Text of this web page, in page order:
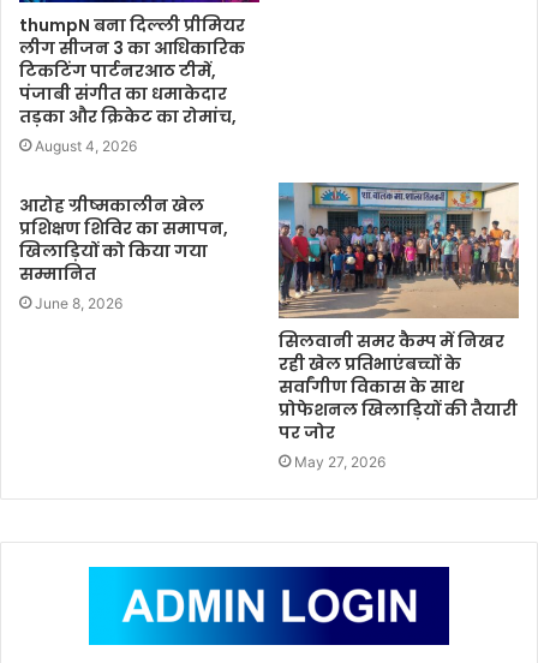
thumpN बना दिल्ली प्रीमियर
लीग सीजन 3 का आधिकारिक
टिकटिंग पार्टनरआठ टीमें,
पंजाबी संगीत का धमाकेदार
तड़का और क्रिकेट का रोमांच,
August 4, 2026
आरोह ग्रीष्मकालीन खेल
प्रशिक्षण शिविर का समापन,
खिलाड़ियों को किया गया
सम्मानित
June 8, 2026
सिलवानी समर कैम्प में निखर
रही खेल प्रतिभाएंबच्चों के
सर्वांगीण विकास के साथ
प्रोफेशनल खिलाड़ियों की तैयारी
पर जोर
May 27, 2026